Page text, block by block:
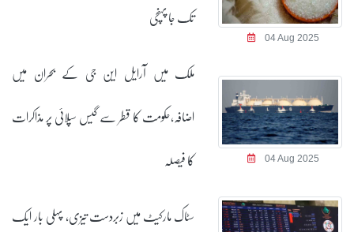
04 Aug 2025
تک جا پہنچی
04 Aug 2025
ملک میں آرایل این جی کے بحران میں
اضافہ،حکومت کا قطر سے گیس سپلائی پر مذاکرات
کا فیصلہ
سٹاک مارکیٹ میں زبردست تیزی، پہلی بار ایک